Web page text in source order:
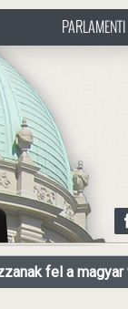
fel a magyar